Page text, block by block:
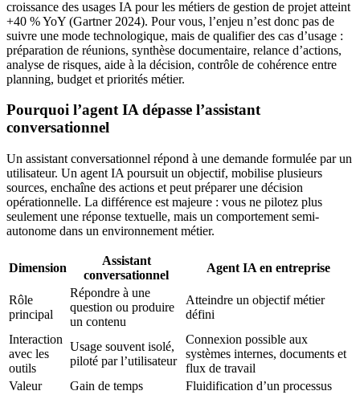
croissance des usages IA pour les métiers de gestion de projet atteint
+40 % YoY (Gartner 2024). Pour vous, l’enjeu n’est donc pas de
suivre une mode technologique, mais de qualifier des cas d’usage :
préparation de réunions, synthèse documentaire, relance d’actions,
analyse de risques, aide à la décision, contrôle de cohérence entre
planning, budget et priorités métier.
Pourquoi l’agent IA dépasse l’assistant
conversationnel
Un assistant conversationnel répond à une demande formulée par un
utilisateur. Un agent IA poursuit un objectif, mobilise plusieurs
sources, enchaîne des actions et peut préparer une décision
opérationnelle. La différence est majeure : vous ne pilotez plus
seulement une réponse textuelle, mais un comportement semi-
autonome dans un environnement métier.
Dimension
Assistant
conversationnel
Agent IA en entreprise
Rôle
principal
Répondre à une
question ou produire
un contenu
Atteindre un objectif métier
défini
Interaction
avec les
outils
Usage souvent isolé,
piloté par l’utilisateur
Connexion possible aux
systèmes internes, documents et
flux de travail
Valeur
Gain de temps
Fluidification d’un processus